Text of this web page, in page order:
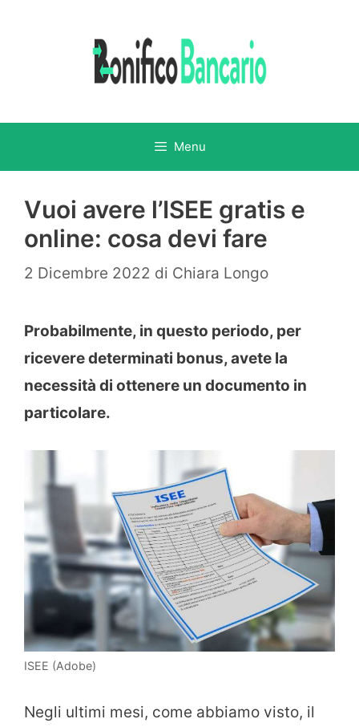
Menu
Vuoi avere l’ISEE gratis e
online: cosa devi fare
2 Dicembre 2022 di Chiara Longo
Probabilmente, in questo periodo, per
ricevere determinati bonus, avete la
necessità di ottenere un documento in
particolare.
ISEE (Adobe)
Negli ultimi mesi, come abbiamo visto, il